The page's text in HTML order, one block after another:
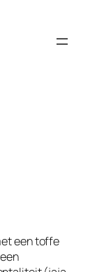
een toffe